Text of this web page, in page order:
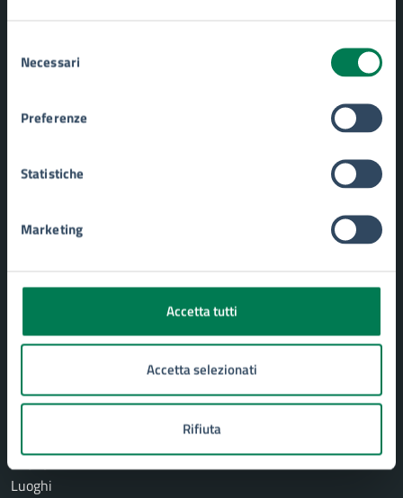
delNecessari
Preferenze
Statistiche
Marketing
Accetta tutti
Accetta selezionati
Rifiuta
Catasto e urbanistica
Cultura e tempo libero
Giustizia e sicurezza pubblica
Salute, benessere e assistenza
Turismo
Notizie
Eventi
Luoghi